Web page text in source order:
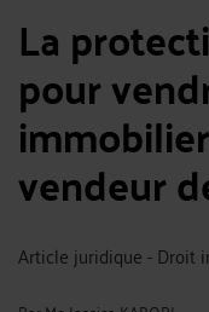
La
pour
vendeur
Article juridique - Droit